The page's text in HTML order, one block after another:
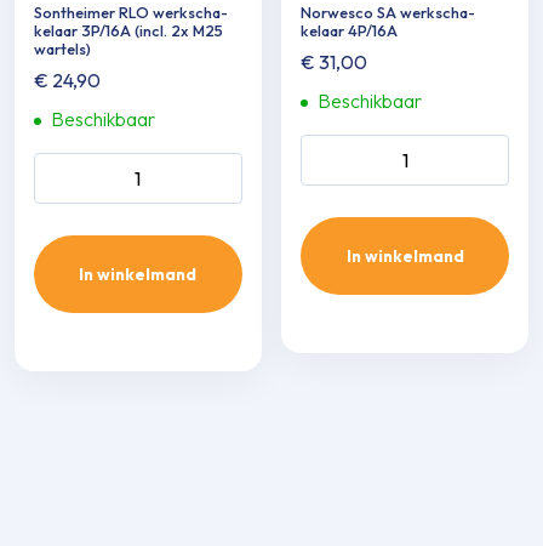
Sontheimer RLO werkscha­
kelaar 3P/16A (incl. 2x M25
wartels)
€ 24,90
Beschikbaar
In winkelmand
Norwesco SA werkscha­
kelaar 4P/16A
€ 31,00
Beschikbaar
In winkelmand